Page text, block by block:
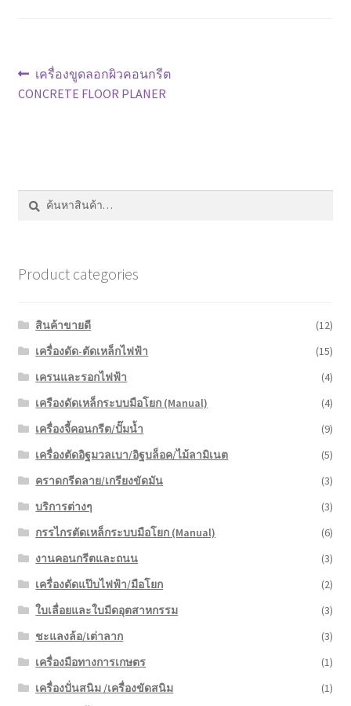
แนะแนว
เรื่อง
Previous
post:
เครื่องขูดลอกผิวคอนกรีต
CONCRETE FLOOR PLANER
ค้นหา:
ค้นหา
Product categories
สินค้าขายดี
(12)
เครื่องดัด-ตัดเหล็กไฟฟ้า
(15)
เครนและรอกไฟฟ้า
(4)
เครืองดัดเหล็กระบบมือโยก (Manual)
(4)
เครื่องจี้คอนกรีต/ปั๊มน้ำ
(9)
เครื่องตัดอิฐมวลเบา/อิฐบล็อค/ไม้ลามิเนต
(5)
คราดกรีดลาย/เกรียงขัดมัน
(3)
บริการต่างๆ
(3)
กรรไกรตัดเหล็กระบบมือโยก (Manual)
(6)
งานคอนกรีตและถนน
(3)
เครื่องดัดแป๊บไฟฟ้า/มือโยก
(2)
ใบเลื่อยและใบมีดอุตสาหกรรม
(3)
ชะแลงล้อ/เต่าลาก
(3)
เครื่องมือทางการเกษตร
(1)
เครื่องปั่นสนิม /เครื่องขัดสนิม
(1)